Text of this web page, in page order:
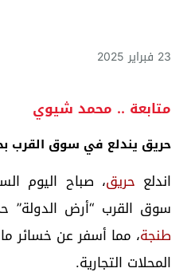
23 فبراير 2025
متابعة .. محمد شيوي
حريق يندلع في سوق القرب
اندلع حريق
سوق القرب “أرض
طنجة، مما أسفر عن خسائر
المحلات التجارية.